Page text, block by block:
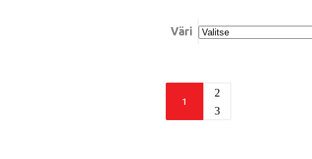
Väri
muovisarja